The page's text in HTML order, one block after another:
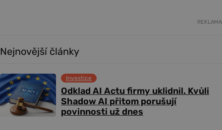
REKLAMA
Nejnovější články
Odklad AI Actu firmy uklidnil. Kvůli
Shadow AI přitom porušují
povinnosti už dnes
Investice